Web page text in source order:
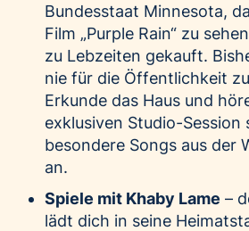
Bundesstaat Minnesota,
Film „Purple Rain“ zu
zu Lebzeiten gekauft.
nie für die Öffentlichkeit
Erkunde das Haus und
exklusiven Studio-Session
besondere Songs aus der
an.
Spiele mit Khaby Lame –
lädt dich in seine